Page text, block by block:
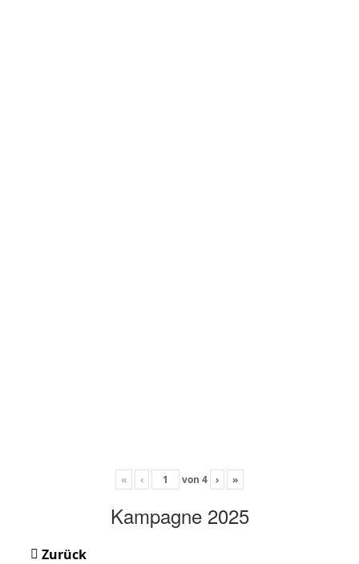
« ‹ von 4 › »
Kampagne 2025
Zurück